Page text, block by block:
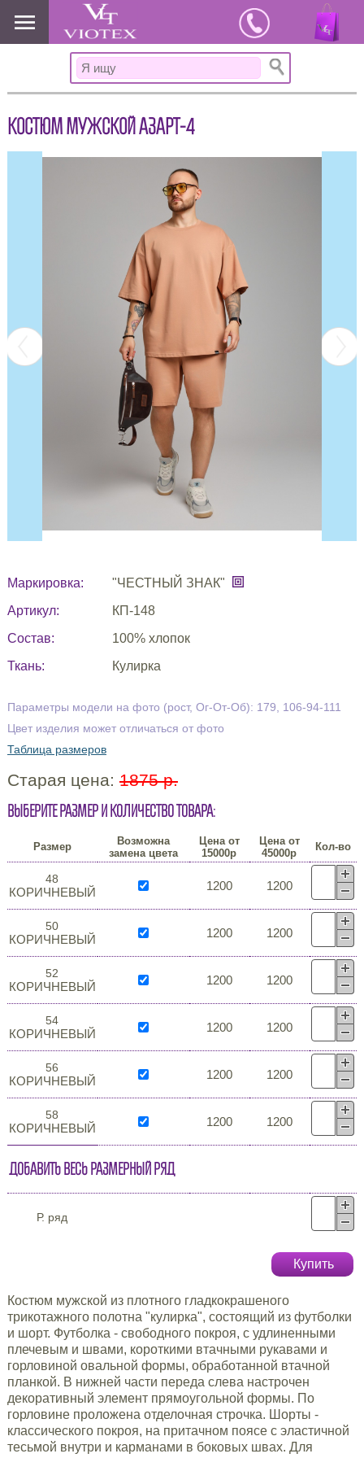
www.viotex37.ru
КОСТЮМ МУЖСКОЙ АЗАРТ-4
Маркировка:
"ЧЕСТНЫЙ ЗНАК"
Артикул:
КП-148
Состав:
100% хлопок
Ткань:
Кулирка
Параметры модели на фото (рост, Ог-От-Об): 179, 106-94-111
Цвет изделия может отличаться от фото
Таблица размеров
Старая цена: 1875 р.
Выберите размер и количество товара:
Размер
Возможна
замена цвета
Цена от
15000р
Цена от
45000р
Кол-во
48
КОРИЧНЕВЫЙ 1200 1200
50
КОРИЧНЕВЫЙ 1200 1200
52
КОРИЧНЕВЫЙ 1200 1200
54
КОРИЧНЕВЫЙ 1200 1200
56
КОРИЧНЕВЫЙ 1200 1200
58
КОРИЧНЕВЫЙ 1200 1200
Добавить весь размерный ряд
Р. ряд
Купить
Костюм мужской из плотного гладкокрашеного
трикотажного полотна "кулирка", состоящий из футболки
и шорт. Футболка - свободного покроя, с удлиненными
плечевым и швами, короткими втачными рукавами и
горловиной овальной формы, обработанной втачной
планкой. В нижней части переда слева настрочен
декоративный элемент прямоугольной формы. По
горловине проложена отделочная строчка. Шорты -
классического покроя, на притачном поясе с эластичной
тесьмой внутри и карманами в боковых швах. Для